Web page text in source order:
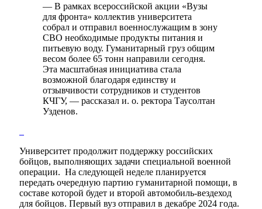
— В рамках всероссийской акции «Вузы
для фронта» коллектив университета
собрал и отправил военнослужащим в зону
СВО необходимые продукты питания и
питьевую воду. Гуманитарный груз общим
весом более 65 тонн направили сегодня.
Эта масштабная инициатива стала
возможной благодаря единству и
отзывчивости сотрудников и студентов
КЧГУ, — рассказал и. о. ректора Таусолтан
Узденов.
Университет продолжит поддержку российских
бойцов, выполняющих задачи специальной военной
операции. На следующей неделе планируется
передать очередную партию гуманитарной помощи, в
составе которой будет и второй автомобиль-вездеход
для бойцов. Первый вуз отправил в декабре 2024 года.